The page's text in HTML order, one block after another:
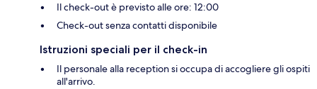
Il check-out è previsto alle ore: 12:00
Check-out senza contatti disponibile
Istruzioni speciali per il check-in
Il personale alla reception si occupa di accogliere gli ospiti
all'arrivo.